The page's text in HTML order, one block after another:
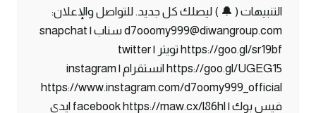
التنبيهات ( 🔔 ) ليصلك كل جديد. للتواصل والإعلان:
d7ooomy999@diwangroup.com سناب | snapchat
https://goo.gl/sr19bf تويتر | twitter
https://goo.gl/UGEG15 انستقرام | instagram
https://www.instagram.com/d7oomy999_official
فيس بوك | facebook https://maw.cx/l86hl ايدي